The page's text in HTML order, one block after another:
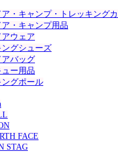
ア・キャンプ・トレッキング
・キャンプ用品
ウェア
ングシューズ
アバッグ
ー用品
ングポール
FACE
STAG